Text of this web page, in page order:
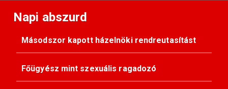
Napi abszurd
Másodszor kapott házelnöki rendreutasítást
Főügyész mint szexuális ragadozó